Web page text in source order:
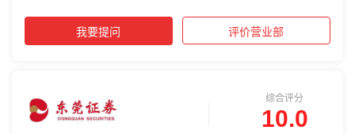
我要提问 评价营业部
综合评分
10.0